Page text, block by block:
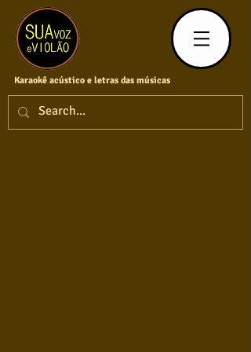
Karaokê acústico e letras das músicas